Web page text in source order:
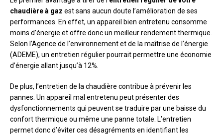
chaudière à gaz est sans aucun doute l’amélioration de ses
performances. En effet, un appareil bien entretenu consomme
moins d’énergie et offre donc un meilleur rendement thermique.
Selon l’Agence de l’environnement et de la maîtrise de l’énergie
(ADEME), un entretien régulier pourrait permettre une économie
d’énergie allant jusqu’à 12%.
De plus, l’entretien de la chaudière contribue à prévenir les
pannes. Un appareil mal entretenu peut présenter des
dysfonctionnements qui peuvent se traduire par une baisse du
confort thermique ou même une panne totale. L’entretien
permet donc d’éviter ces désagréments en identifiant les